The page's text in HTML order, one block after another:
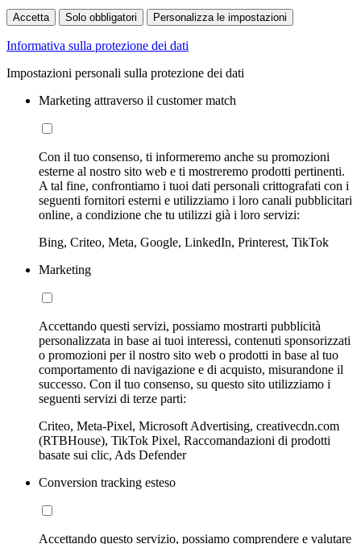
Accetta Solo obbligatori Personalizza le impostazioni
Informativa sulla protezione dei dati
Impostazioni personali sulla protezione dei dati
Marketing attraverso il customer match
Con il tuo consenso, ti informeremo anche su promozioni
esterne al nostro sito web e ti mostreremo prodotti pertinenti.
A tal fine, confrontiamo i tuoi dati personali crittografati con i
seguenti fornitori esterni e utilizziamo i loro canali pubblicitari
online, a condizione che tu utilizzi già i loro servizi:
Bing, Criteo, Meta, Google, LinkedIn, Printerest, TikTok
Marketing
Accettando questi servizi, possiamo mostrarti pubblicità
personalizzata in base ai tuoi interessi, contenuti sponsorizzati
o promozioni per il nostro sito web o prodotti in base al tuo
comportamento di navigazione e di acquisto, misurandone il
successo. Con il tuo consenso, su questo sito utilizziamo i
seguenti servizi di terze parti:
Criteo, Meta-Pixel, Microsoft Advertising, creativecdn.com
(RTBHouse), TikTok Pixel, Raccomandazioni di prodotti
basate sui clic, Ads Defender
Conversion tracking esteso
Accettando questo servizio, possiamo comprendere e valutare